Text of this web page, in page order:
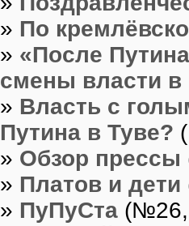
» По
» «После
смены власти в
» Власть с
Путина в Туве?
» Обзор прессы
» Платов и дети
» ПуПуСта (№26,